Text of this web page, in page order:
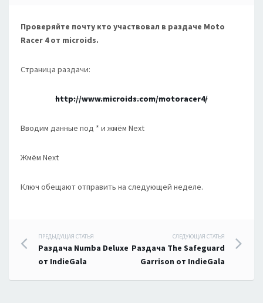
Проверяйте почту кто участвовал в раздаче Moto
Racer 4 от microids.
Страница раздачи:
http://www.microids.com/motoracer4/
Вводим данные под * и жмём Next
Жмём Next
Ключ обещают отправить на следующей неделе.
Навигация
по
записям
ПРЕДЫДУЩАЯ СТАТЬЯ
Раздача Numba Deluxe
от IndieGala
СЛЕДУЮЩАЯ СТАТЬЯ
Раздача The Safeguard
Garrison от IndieGala